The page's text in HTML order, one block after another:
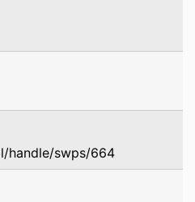
handle/swps/664